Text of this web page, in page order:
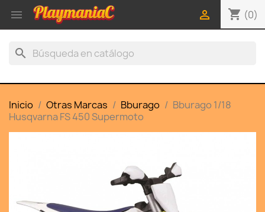
 shopping_cart (0)

search
Inicio Otras Marcas Bburago
Bburago 1/18
Husqvarna FS 450 Supermoto